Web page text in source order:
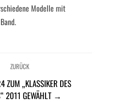
Modelle mit
ZURÜCK
ZUM „KLASSIKER DES
2011 GEWÄHLT →